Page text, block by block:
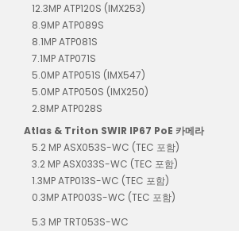
12.3MP ATP120S (IMX253)
8.9MP ATP089S
8.1MP ATP081S
7.1MP ATP071S
5.0MP ATP051S (IMX547)
5.0MP ATP050S (IMX250)
2.8MP ATP028S
Atlas & Triton SWIR IP67 PoE 카메라
5.2 MP ASX053S-WC (TEC 포함)
3.2 MP ASX033S-WC (TEC 포함)
1.3MP ATP013S-WC (TEC 포함)
0.3MP ATP003S-WC (TEC 포함)
5.3 MP TRT053S-WC